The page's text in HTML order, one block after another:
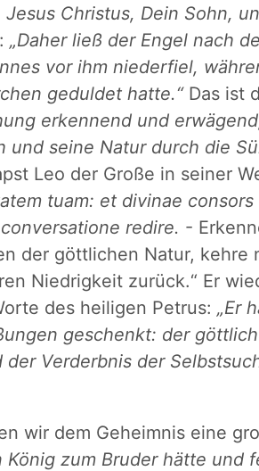
Christus, Dein Sohn,
„Daher ließ der Engel nach
vor ihm niederfiel,
geduldet hatte.“Das ist
erkennend und
und seine Natur durch die
Leo der Große in seiner
tuam: et divinae
redire. -
der göttlichen Natur, kehre
Niedrigkeit zurück.“ Er
des heiligen Petrus: „Er
geschenkt: der
Verderbnis der
wir dem Geheimnis eine
König zum Bruder hätte und